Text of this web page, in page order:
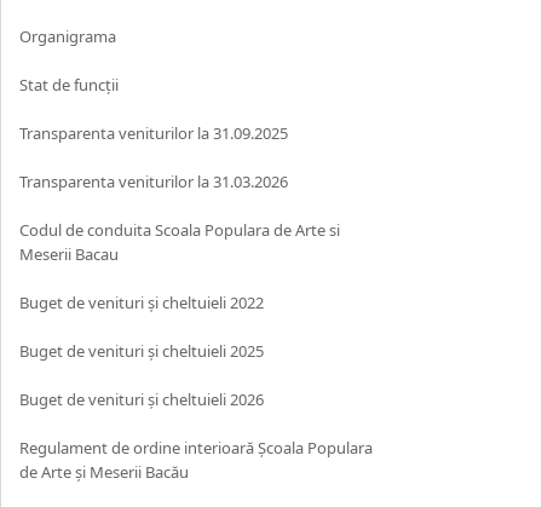
Organigrama
Stat de funcții
Transparenta veniturilor la 31.09.2025
Transparenta veniturilor la 31.03.2026
Codul de conduita Scoala Populara de Arte si
Meserii Bacau
Buget de venituri și cheltuieli 2022
Buget de venituri și cheltuieli 2025
Buget de venituri și cheltuieli 2026
Regulament de ordine interioară Școala Populara
de Arte și Meserii Bacău